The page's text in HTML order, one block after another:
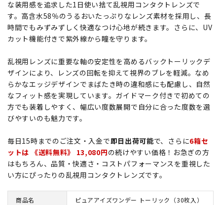
な装用感を追求した1日使い捨て乱視用コンタクトレンズで
す。高含水58％のうるおいたっぷりなレンズ素材を採用し、長
時間でもみずみずしく快適なつけ心地が続きます。さらに、UV
カット機能付きで紫外線から瞳を守ります。
乱視用レンズに重要な軸の安定性を高めるバックトーリックデ
ザインにより、レンズの回転を抑えて視界のブレを軽減。なめ
らかなエッジデザインでまばたき時の違和感にも配慮し、自然
なフィット感を実現しています。ガイドマーク付きで初めての
方でも装着しやすく、幅広い度数展開で自分に合った度数を選
びやすいのも魅力です。
毎日15時までのご注文・入金で即日出荷可能で、さらに6箱セ
ットは 《送料無料》 13,080円の続けやすい価格！お急ぎの方
はもちろん、品質・快適さ・コストパフォーマンスを重視した
い方にぴったりの乱視用コンタクトレンズです。
商品名 ピュアアイズワンデー トーリック（30枚入）